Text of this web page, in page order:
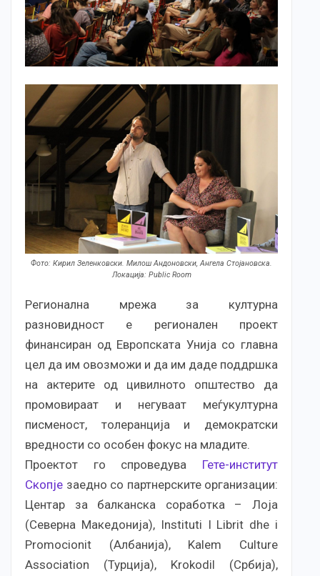
Фото: Кирил Зеленковски. Милош Андоновски, Ангела Стојановска.
Локација: Public Room
Регионална мрежа за културна
разновидност е регионален проект
финансиран од Европската Унија со главна
цел да им овозможи и да им даде поддршка
на актерите од цивилното општество да
промовираат и негуваат меѓукултурна
писменост, толеранција и демократски
вредности со особен фокус на младите.
Проектот го спроведува Гете-институт
Скопје заедно со партнерските организации:
Центар за балканска соработка – Лоја
(Северна Македонија), Instituti I Librit dhe i
Promocionit (Албанија), Kalem Culture
Association (Турција), Krokodil (Србија),